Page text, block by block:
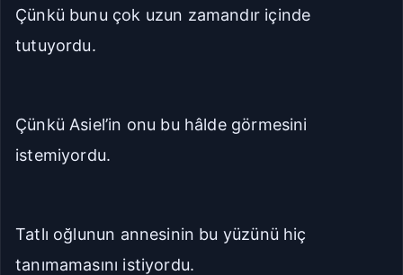
Çünkü bunu çok uzun zamandır içinde
tutuyordu.
Çünkü Asiel’in onu bu hâlde görmesini
istemiyordu.
Tatlı oğlunun annesinin bu yüzünü hiç
tanımamasını istiyordu.